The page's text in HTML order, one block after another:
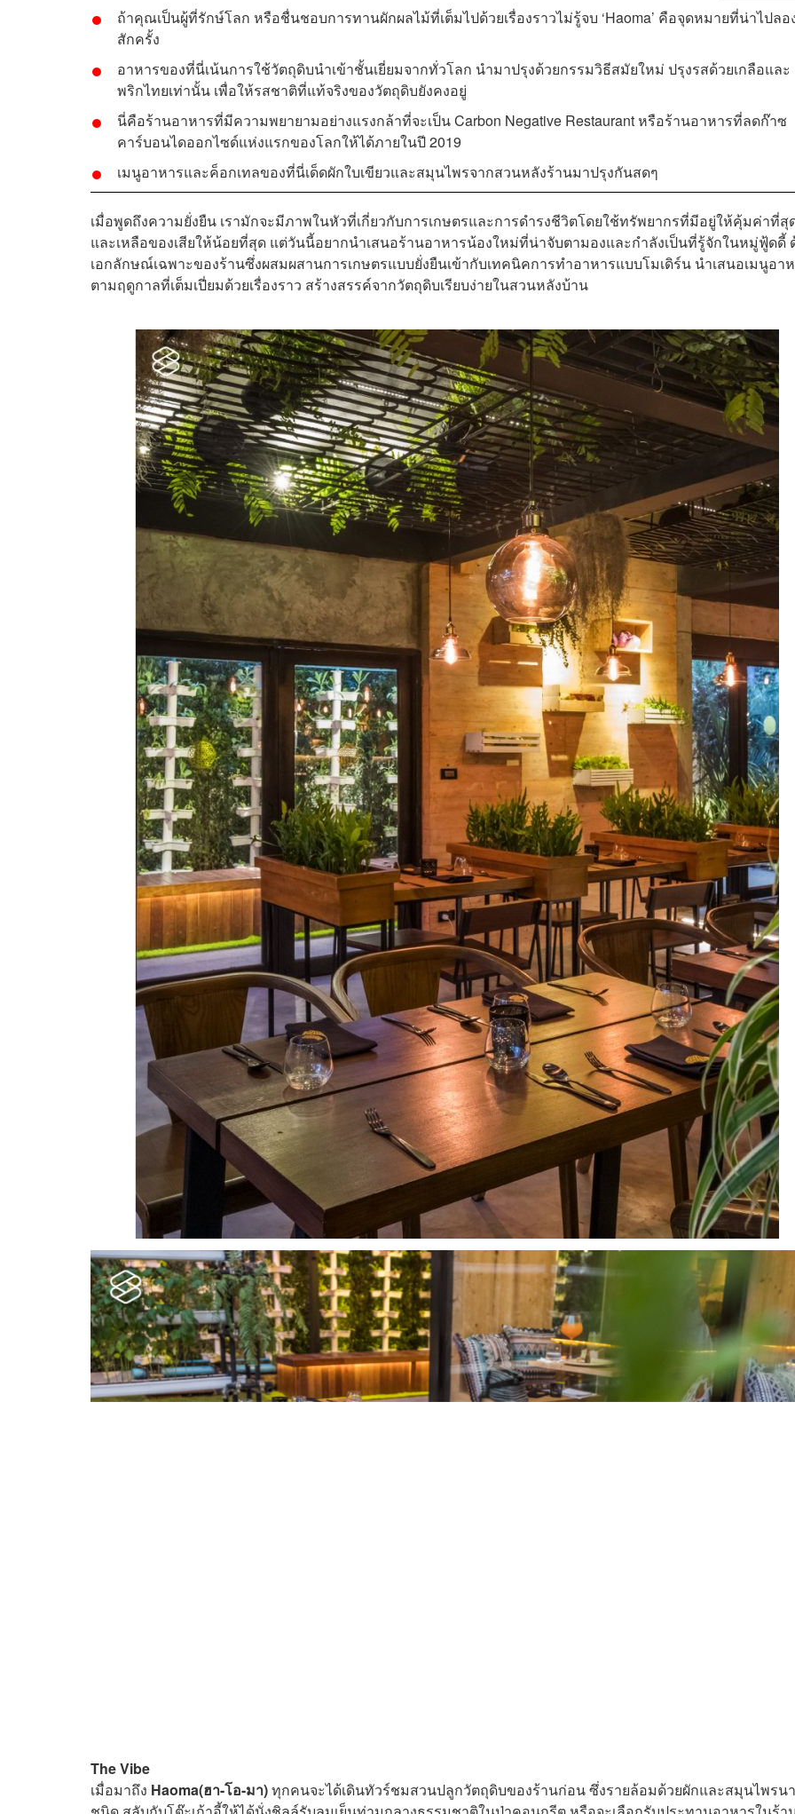
ถ้าคุณเป็นผู้ที่รักษ์โลก หรือชื่นชอบการทานผักผลไม้ที่เต็มไปด้วยเรื่องราวไม่รู้จบ ‘Haoma’ คือจุดหมายที่น่าไปลอ
สักครั้ง
อาหารของที่นี่เน้นการใช้วัตถุดิบนำเข้าชั้นเยี่ยมจากทั่วโลก นำมาปรุงด้วยกรรมวิธีสมัยใหม่ ปรุงรสด้วยเกลือและ
พริกไทยเท่านั้น เพื่อให้รสชาติที่แท้จริงของวัตถุดิบยังคงอยู่
นี่คือร้านอาหารที่มีความพยายามอย่างแรงกล้าที่จะเป็น Carbon Negative Restaurant หรือร้านอาหารที่ลดก๊าซ
คาร์บอนไดออกไซด์แห่งแรกของโลกให้ได้ภายในปี 2019
เมนูอาหารและค็อกเทลของที่นี่เด็ดผักใบเขียวและสมุนไพรจากสวนหลังร้านมาปรุงกันสดๆ
เมื่อพูดถึงความยั่งยืน เรามักจะมีภาพในหัวที่เกี่ยวกับการเกษตรและการดำรงชีวิตโดยใช้ทรัพยากรที่มีอยู่ให้คุ้มค่าที่สุ
และเหลือของเสียให้น้อยที่สุด แต่วันนี้อยากนำเสนอร้านอาหารน้องใหม่ที่น่าจับตามองและกำลังเป็นที่รู้จักในหมู่ฟู้ดดี้
เอกลักษณ์เฉพาะของร้านซึ่งผสมผสานการเกษตรแบบยั่งยืนเข้ากับเทคนิคการทำอาหารแบบโมเดิร์น นำเสนอเมนูอา
ตามฤดูกาลที่เต็มเปี่ยมด้วยเรื่องราว สร้างสรรค์จากวัตถุดิบเรียบง่ายในสวนหลังบ้าน
The Vibe
เมื่อมาถึง Haoma(ฮา-โอ-มา)ทุกคนจะได้เดินทัวร์ชมสวนปลูกวัตถุดิบของร้านก่อน ซึ่งรายล้อมด้วยผักและสมุนไพรน